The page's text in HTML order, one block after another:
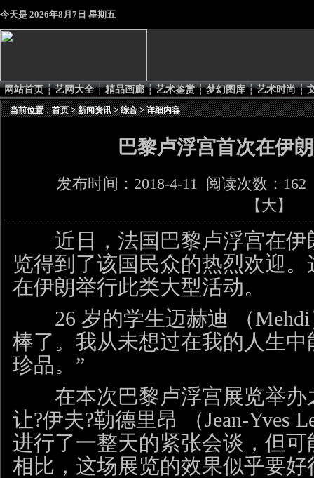
今天是 2026年8月7日 星期五
网站首页 ┆ 艺网大全 ┆ 精品画廊 ┆ 艺术鉴赏 ┆ 梦幻图库 ┆ 艺术时尚 ┆
当前位置：首页>新闻资讯>综合> 详细内容
巴黎卢浮宫首次在伊
发布时间：2018-4-11 阅读次数：
【大】
近日，法国巴黎卢浮宫在伊
览得到了该国民众的热烈欢迎
在伊朗举行此类大型活动。
26 岁的学生迈赫迪 （Mehdi
棒了。我从未想过在我的人生
珍品。”
在本次巴黎卢浮宫展览举办
让?伊夫?勒德里昂 （Jean-Yves
进行了一整天的紧张会谈，但
相比，这场展览的效果似乎要好